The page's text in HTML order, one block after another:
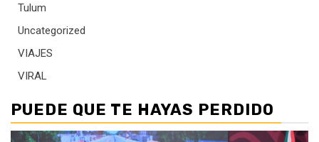
Tulum
Uncategorized
VIAJES
VIRAL
PUEDE QUE TE HAYAS PERDIDO